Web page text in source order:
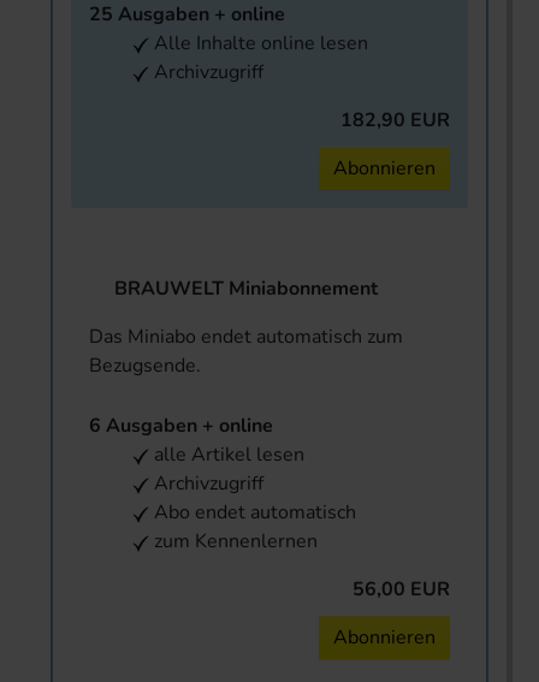
25 Ausgaben + online
Alle Inhalte online lesen
Archivzugriff
182,90 EUR
Abonnieren
BRAUWELT Miniabonnement
Das Miniabo endet automatisch zum
Bezugsende.
6 Ausgaben + online
alle Artikel lesen
Archivzugriff
Abo endet automatisch
zum Kennenlernen
56,00 EUR
Abonnieren